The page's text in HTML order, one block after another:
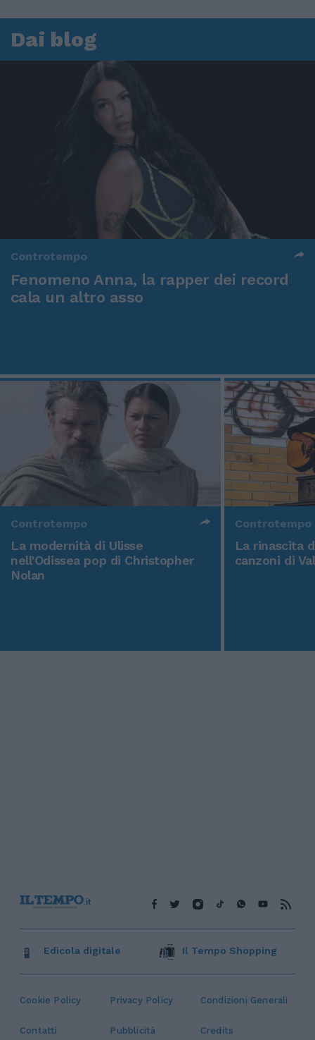
Dai blog
Controtempo
Fenomeno Anna, la rapper dei record
cala un altro asso
Controtempo
La modernità di Ulisse
nell'Odissea pop di Christopher
Nolan
Controtempo
La rinascita
canzoni di
Cookie Policy Privacy Policy Condizioni Generali
Contatti Pubblicità Credits
Edicola digitale Il Tempo Shopping